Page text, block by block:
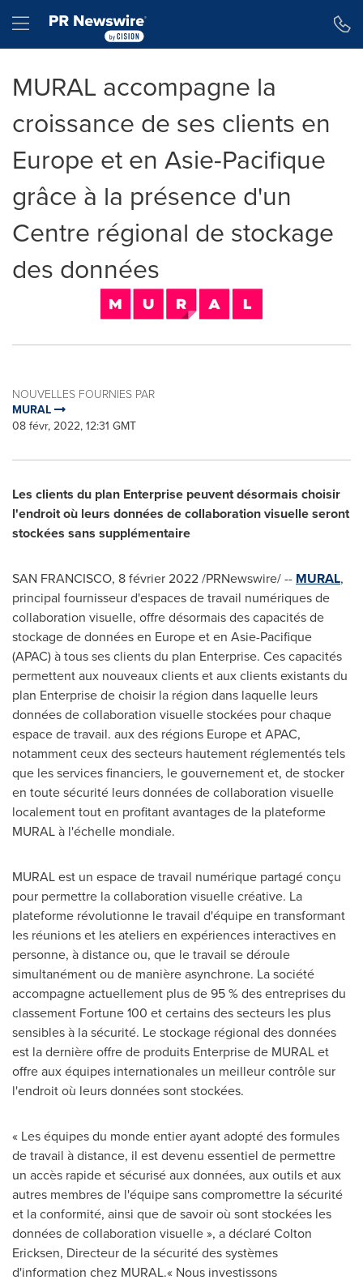
Hamburger menu
MURAL accompagne la
croissance de ses clients en
Europe et en Asie-Pacifique
grâce à la présence d'un
Centre régional de stockage
des données
NOUVELLES FOURNIES PAR
MURAL
08 févr, 2022, 12:31 GMT
Les clients du plan Enterprise peuvent désormais choisir
l'endroit où leurs données de collaboration visuelle seront
stockées sans supplémentaire
SAN FRANCISCO, 8 février 2022 /PRNewswire/ -- MURAL,
principal fournisseur d'espaces de travail numériques de
collaboration visuelle, offre désormais des capacités de
stockage de données en Europeet en Asie-Pacifique
(APAC) à tous ses clients du plan Enterprise. Ces capacités
permettent aux nouveaux clients et aux clients existants du
plan Enterprise de choisir la région dans laquelle leurs
données de collaboration visuelle stockées pour chaque
espace de travail. aux des régions Europeet APAC,
notamment ceux des secteurs hautement réglementés tels
que les services financiers, le gouvernement et, de stocker
en toute sécurité leurs données de collaboration visuelle
localement tout en profitant avantages de la plateforme
MURAL à l'échelle mondiale.
MURAL est un espace de travail numérique partagé conçu
pour permettre la collaboration visuelle créative. La
plateforme révolutionne le travail d'équipe en transformant
les réunions et les ateliers en expériences interactives en
personne, à distance ou, que le travail se déroule
simultanément ou de manière asynchrone. La société
accompagne actuellement plus de 95 % des entreprises du
classement Fortune 100 et certains des secteurs les plus
sensibles à la sécurité. Le stockage régional des données
est la dernière offre de produits Enterprise de MURAL et
offre aux équipes internationales un meilleur contrôle sur
l'endroit où leurs données sont stockées.
« Les équipes du monde entier ayant adopté des formules
de travail à distance, il est devenu essentiel de permettre
un accès rapide et sécurisé aux données, aux outils et aux
autres membres de l'équipe sans compromettre la sécurité
et la conformité, ainsi que de savoir où sont stockées les
données de collaboration visuelle », a déclaréColton
Ericksen, Directeur de la sécurité des systèmes
d'information chez MURAL.« Nous investissons